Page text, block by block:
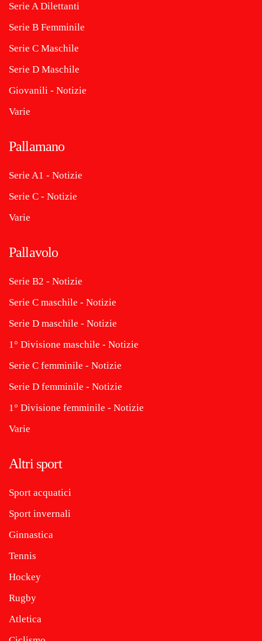
Serie A Dilettanti
Serie B Femminile
Serie C Maschile
Serie D Maschile
Giovanili - Notizie
Varie
Pallamano
Serie A1 - Notizie
Serie C - Notizie
Varie
Pallavolo
Serie B2 - Notizie
Serie C maschile - Notizie
Serie D maschile - Notizie
1° Divisione maschile - Notizie
Serie C femminile - Notizie
Serie D femminile - Notizie
1° Divisione femminile - Notizie
Varie
Altri sport
Sport acquatici
Sport invernali
Ginnastica
Tennis
Hockey
Rugby
Atletica